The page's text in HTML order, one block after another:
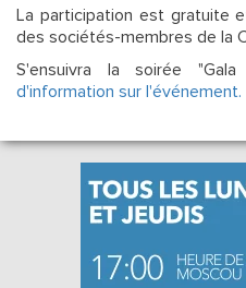
La participation est gratuite
des sociétés-membres de la
S'ensuivra la soirée
d'information sur l'événement.